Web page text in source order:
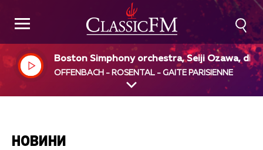
Boston Simphony orchestra, Seiji Ozawa, dir
OFFENBACH - ROSENTAL - GAITE PARISIENNE
НОВИНИ